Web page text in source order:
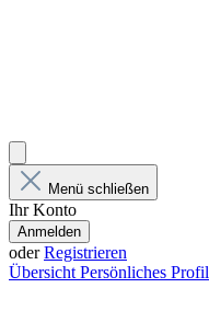
Menü schließen
Ihr Konto
Anmelden
oderRegistrieren
Übersicht Persönliches Profil